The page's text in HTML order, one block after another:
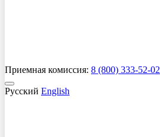
Приемная комиссия: 8 (800) 333-52-02
Русский English